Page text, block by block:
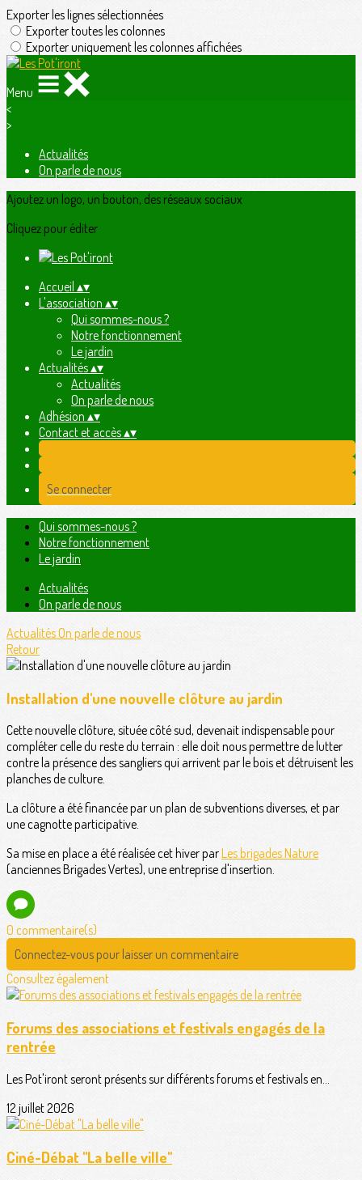
Exporter les lignes sélectionnées
Exporter toutes les colonnes
Exporter uniquement les colonnes affichées
Menu
<
>
Actualités
On parle de nous
Ajoutez un logo, un bouton, des réseaux sociaux
Cliquez pour éditer
Accueil ▴▾
L'association ▴▾
Qui sommes-nous ?
Notre fonctionnement
Le jardin
Actualités▴▾
Actualités
On parle de nous
Adhésion ▴▾
Contact et accès▴▾
Se connecter
Qui sommes-nous ?
Notre fonctionnement
Le jardin
Actualités
On parle de nous
ActualitésOn parle de nous
Retour
Installation d'une nouvelle clôture au jardin
Cette nouvelle clôture, située côté sud, devenait indispensable pour
compléter celle du reste du terrain : elle doit nous permettre de lutter
contre la présence des sangliers qui arrivent par le bois et détruisent les
planches de culture.
La clôture a été financée par un plan de subventions diverses, et par
une cagnotte participative.
Sa mise en place a été réalisée cet hiver parLes brigades Nature
(anciennes Brigades Vertes), une entreprise d'insertion.
0 commentaire(s)
Connectez-vous pour laisser un commentaire
Consultez également
Forums des associations et festivals engagés de la
rentrée
Les Pot'iront seront présents sur différents forums et festivals en...
12 juillet 2026
Ciné-Débat "La belle ville"